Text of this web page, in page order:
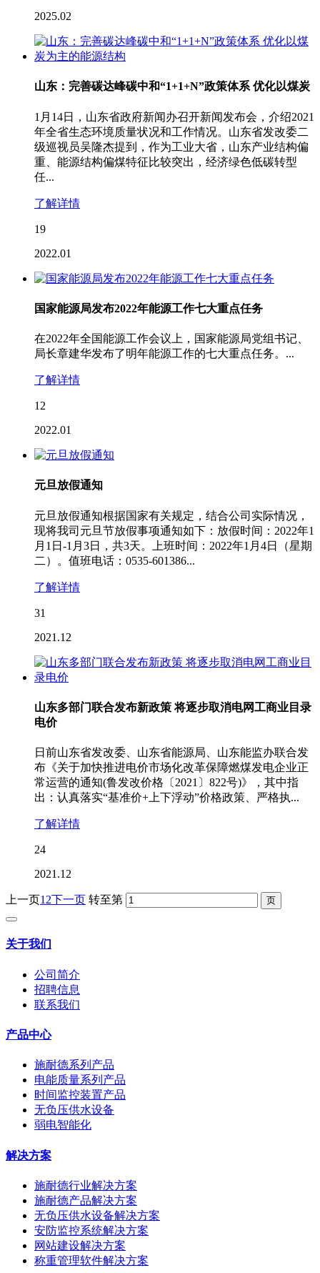
2025.02
山东：完善碳达峰碳中和“1+1+N”政策体系 优化以煤炭
1月14日，山东省政府新闻办召开新闻发布会，介绍2021
年全省生态环境质量状况和工作情况。山东省发改委二
级巡视员吴隆杰提到，作为工业大省，山东产业结构偏
重、能源结构偏煤特征比较突出，经济绿色低碳转型
任...
了解详情
19
2022.01
国家能源局发布2022年能源工作七大重点任务
在2022年全国能源工作会议上，国家能源局党组书记、
局长章建华发布了明年能源工作的七大重点任务。...
了解详情
12
2022.01
元旦放假通知
元旦放假通知根据国家有关规定，结合公司实际情况，
现将我司元旦节放假事项通知如下：放假时间：2022年1
月1日-1月3日，共3天。上班时间：2022年1月4日（星期
二）。值班电话：0535-601386...
了解详情
31
2021.12
山东多部门联合发布新政策 将逐步取消电网工商业目录
电价
日前山东省发改委、山东省能源局、山东能监办联合发
布《关于加快推进电价市场化改革保障燃煤发电企业正
常运营的通知(鲁发改价格〔2021〕822号)》，其中指
出：认真落实“基准价+上下浮动”价格政策、严格执...
了解详情
24
2021.12
上一页1 2下一页 转至第
关于我们
公司简介
招聘信息
联系我们
产品中心
施耐德系列产品
电能质量系列产品
时间监控装置产品
无负压供水设备
弱电智能化
解决方案
施耐德行业解决方案
施耐德产品解决方案
无负压供水设备解决方案
安防监控系统解决方案
网站建设解决方案
称重管理软件解决方案